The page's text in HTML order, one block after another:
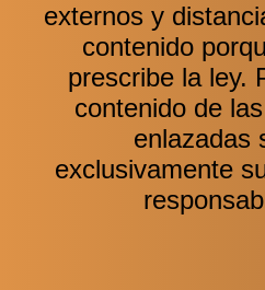
externos y
contenido
prescribe la ley.
contenido de
enlazadas
exclusivamente